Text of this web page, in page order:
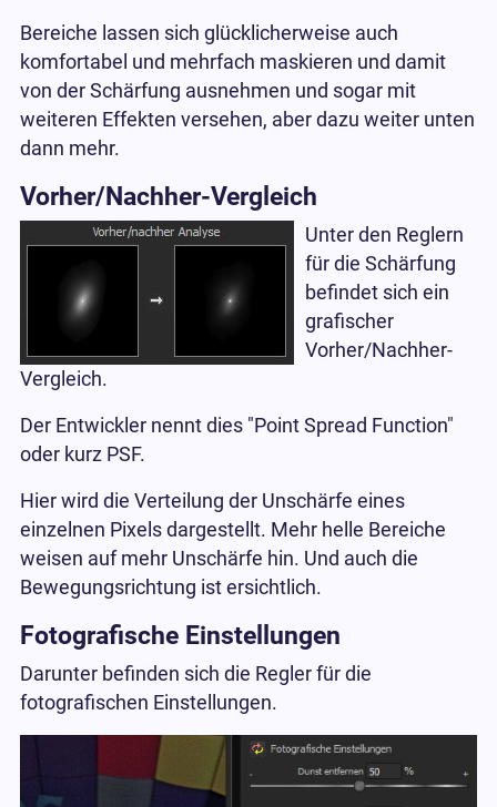
Bereiche lassen sich glücklicherweise auch
komfortabel und mehrfach maskieren und damit
von der Schärfung ausnehmen und sogar mit
weiteren Effekten versehen, aber dazu weiter unten
dann mehr.
Vorher/Nachher-Vergleich
Unter den Reglern
für die Schärfung
befindet sich ein
grafischer
Vorher/Nachher-
Vergleich.
Der Entwickler nennt dies "Point Spread Function"
oder kurz PSF.
Hier wird die Verteilung der Unschärfe eines
einzelnen Pixels dargestellt. Mehr helle Bereiche
weisen auf mehr Unschärfe hin. Und auch die
Bewegungsrichtung ist ersichtlich.
Fotografische Einstellungen
Darunter befinden sich die Regler für die
fotografischen Einstellungen.